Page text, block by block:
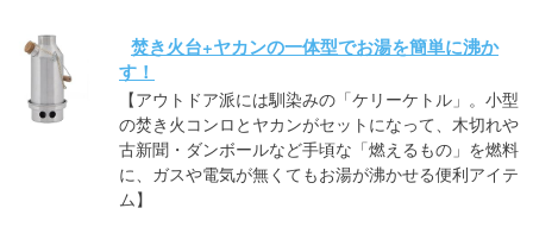
焚き火台+ヤカンの一体型でお湯を簡単に沸か
す！
【アウトドア派には馴染みの「ケリーケトル」。小型
の焚き火コンロとヤカンがセットになって、木切れや
古新聞・ダンボールなど手頃な「燃えるもの」を燃料
に、ガスや電気が無くてもお湯が沸かせる便利アイテ
ム】